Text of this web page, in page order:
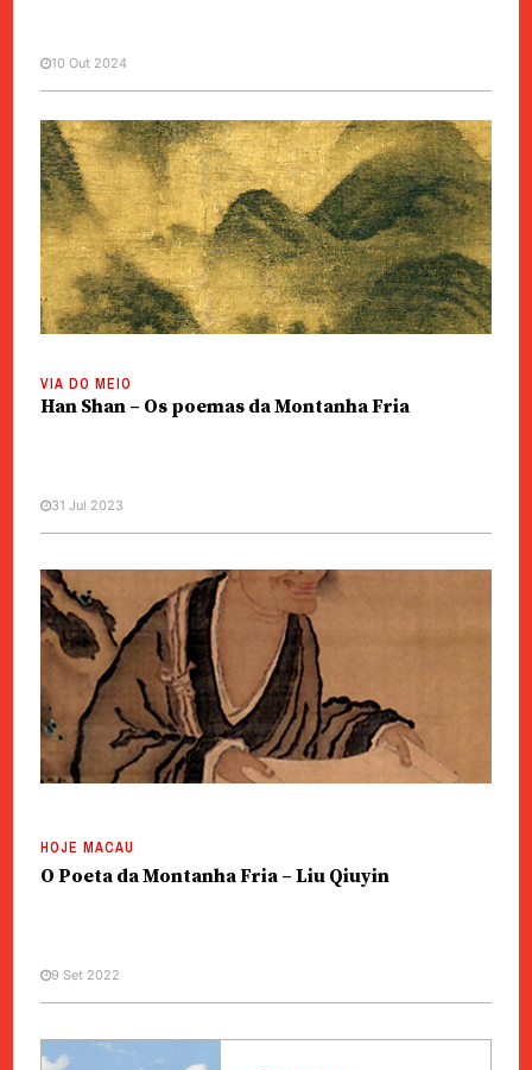
VIA DO MEIO
Meditando com Han Shan
10 Out 2024
VIA DO MEIO
Han Shan – Os poemas da Montanha Fria
31 Jul 2023
HOJE MACAU
O Poeta da Montanha Fria – Liu Qiuyin
9 Set 2022